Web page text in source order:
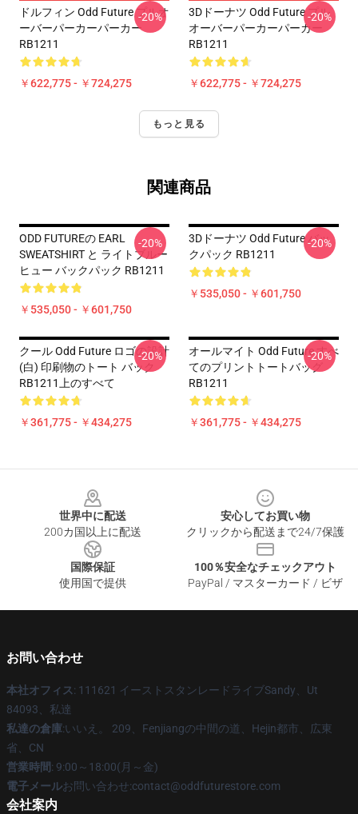
ドルフィン Odd Future プルオ
ーバーパーカーパーカー
RB1211
￥622,775 - ￥724,275
-20%
3Dドーナツ Odd Future プル
オーバーパーカーパーカー
RB1211
￥622,775 - ￥724,275
-20%
もっと見る
関連商品
ODD FUTUREの EARL
SWEATSHIRT と ライトブルー
ヒュー バックパック RB1211
￥535,050 - ￥601,750
-20%
3Dドーナツ Odd Future バッ
クパック RB1211
￥535,050 - ￥601,750
-20%
クール Odd Future ロゴの設計
(白) 印刷物のトート バック
RB1211上のすべて
￥361,775 - ￥434,275
-20%
オールマイト Odd Future すべ
てのプリントトートバッグ
RB1211
￥361,775 - ￥434,275
-20%
世界中に配送
200カ国以上に配送
安心してお買い物
クリックから配送まで24/7保護
国際保証
使用国で提供
100％安全なチェックアウト
PayPal / マスターカード / ビザ
お問い合わせ
本社オフィス: 111621 イーストスタンレードライブSandy、Ut
84093、私達
私達の倉庫:いいえ。 209、Fenjiangの中間の道、Hejin都市、広東
省、CN
営業時間: 9:00～18:00(月～金)
電子メールお問い合わせ:contact@oddfuturestore.com
会社案内